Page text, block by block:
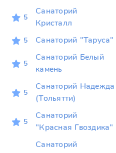
5
Санаторий
Кристалл
5 Санаторий "Таруса"
5
Санаторий Белый
камень
5
Санаторий Надежда
(Тольятти)
5
Санаторий
"Красная Гвоздика"
Санаторий